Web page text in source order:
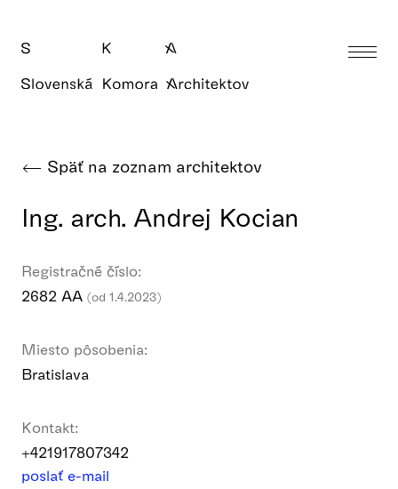
Späť na zoznam architektov
Ing. arch. Andrej Kocian
Registračné číslo:
2682 AA (od 1.4.2023)
Miesto pôsobenia:
Bratislava
Kontakt:
+421917807342
poslať e-mail